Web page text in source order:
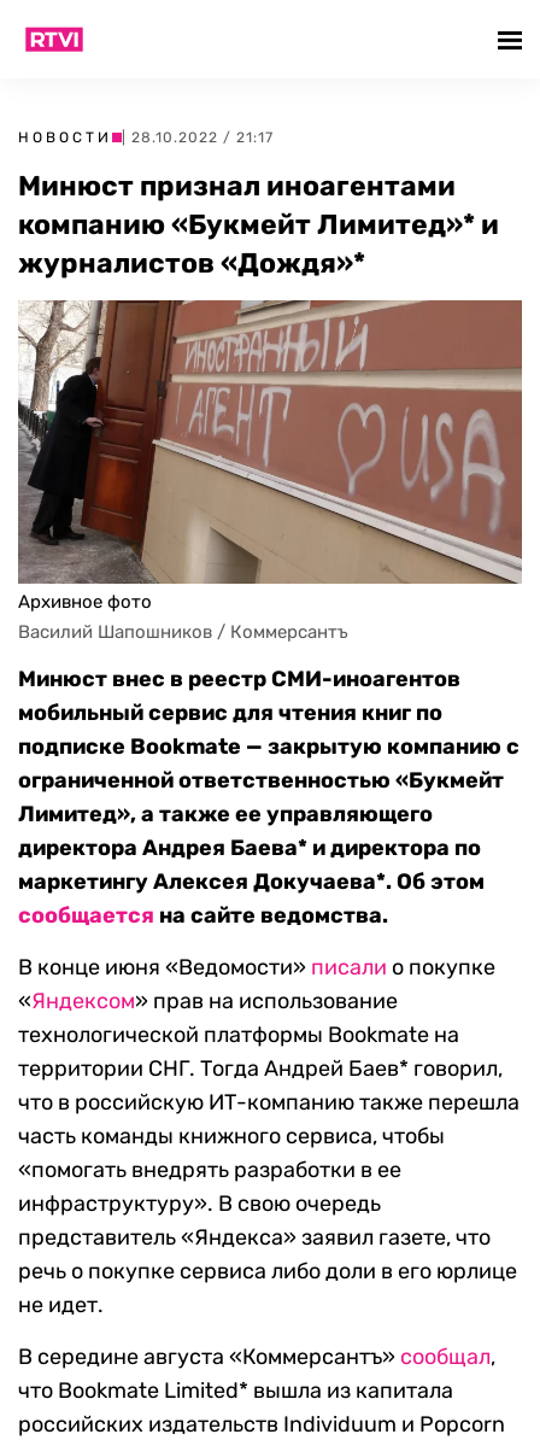
НОВОСТИ | 28.10.2022 / 21:17
Минюст признал иноагентами
компанию «Букмейт Лимитед»* и
журналистов «Дождя»*
Архивное фото
Василий Шапошников / Коммерсантъ
Минюст внес в реестр СМИ-иноагентов
мобильный сервис для чтения книг по
подписке Bookmate — закрытую компанию с
ограниченной ответственностью «Букмейт
Лимитед», а также ее управляющего
директора Андрея Баева* и директора по
маркетингу Алексея Докучаева*.Об этом
сообщается на сайте ведомства.
В конце июня «Ведомости» писали о покупке
«Яндексом» прав на использование
технологической платформы Bookmate на
территории СНГ. Тогда Андрей Баев* говорил,
что в российскую ИТ-компанию также перешла
часть команды книжного сервиса, чтобы
«помогать внедрять разработки в ее
инфраструктуру». В свою очередь
представитель «Яндекса» заявил газете, что
речь о покупке сервиса либо доли в его юрлице
не идет.
В середине августа «Коммерсантъ» сообщал,
что Bookmate Limited* вышла из капитала
российских издательств Individuum и Popcorn